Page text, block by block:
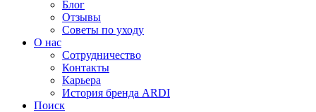
Блог
Отзывы
Советы по уходу
О нас
Сотрудничество
Контакты
Карьера
История бренда ARDI
Поиск